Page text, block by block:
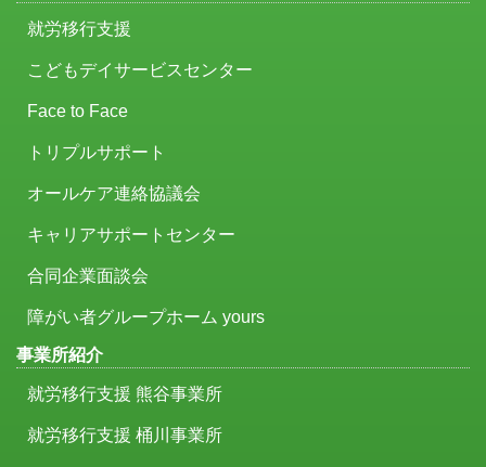
就労移行支援
こどもデイサービスセンター
Face to Face
トリプルサポート
オールケア連絡協議会
キャリアサポートセンター
合同企業面談会
障がい者グループホーム yours
事業所紹介
就労移行支援 熊谷事業所
就労移行支援 桶川事業所